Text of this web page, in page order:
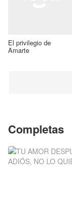
El privilegio de
Amarte
Completas